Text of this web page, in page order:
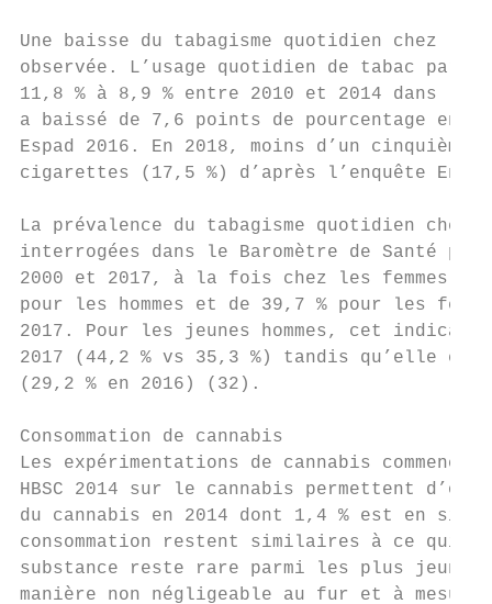
Une baisse du tabagisme quotidien chez
observée. L’usage quotidien de tabac
11,8 % à 8,9 % entre 2010 et 2014 dans
a baissé de 7,6 points de pourcentage
Espad 2016. En 2018, moins d’un
cigarettes (17,5 %) d’après l’enquête
La prévalence du tabagisme quotidien chez
interrogées dans le Baromètre de Santé
2000 et 2017, à la fois chez les femmes
pour les hommes et de 39,7 % pour les
2017. Pour les jeunes hommes, cet
2017 (44,2 % vs 35,3 %) tandis qu’elle est
(29,2 % en 2016) (32).
Consommation de cannabis
Les expérimentations de cannabis
HBSC 2014 sur le cannabis permettent
du cannabis en 2014 dont 1,4 % est en
consommation restent similaires à ce qui
substance reste rare parmi les plus
manière non négligeable au fur et à